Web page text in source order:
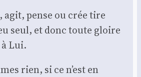
agit, pense ou crée tire
seul, et donc toute gloire
Lui.
rien, si ce n’est en